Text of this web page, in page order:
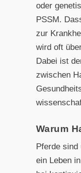
oder
PSSM.
zur
wird oft
Dabei ist
zwischen
Warum
Pferde sind
ein Leben